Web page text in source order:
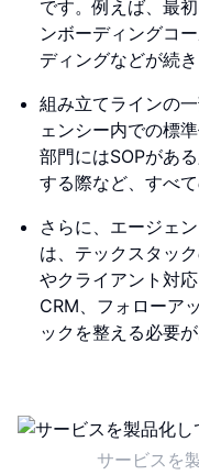
です。例えば、最
ンボーディングコ
ディングなどが続き
組み立てラインの
ェンシー内での標
部門にはSOPがあ
する際など、すべ
さらに、エージェ
は、テックスタッ
やクライアント対
CRM、フォローア
ックを整える必要が
サービスを